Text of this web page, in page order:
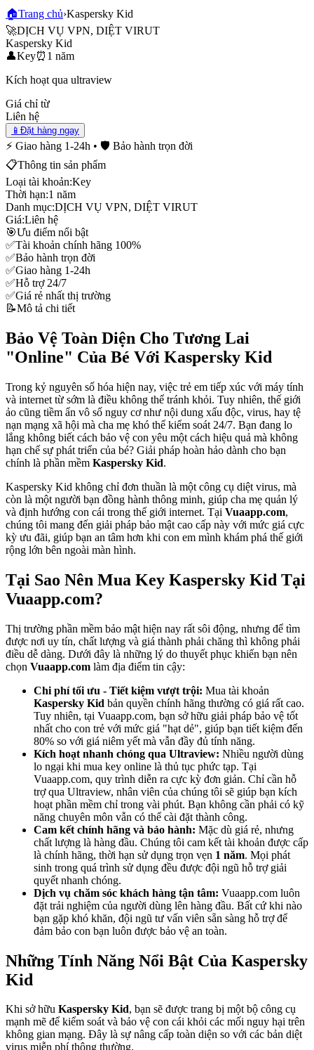
🏠Trang chủ›Kaspersky Kid
🚀DỊCH VỤ VPN, DIỆT VIRUT
Kaspersky Kid
👤Key⏰ 1 năm
Kích hoạt qua ultraview
Giá chỉ từ
Liên hệ
📱 Đặt hàng ngay
⚡ Giao hàng 1-24h • 🛡️ Bảo hành trọn đời
📋Thông tin sản phẩm
Loại tài khoản:Key
Thời hạn:1 năm
Danh mục:DỊCH VỤ VPN, DIỆT VIRUT
Giá:Liên hệ
🎯Ưu điểm nổi bật
✅Tài khoản chính hãng 100%
✅Bảo hành trọn đời
✅Giao hàng 1-24h
✅Hỗ trợ 24/7
✅Giá rẻ nhất thị trường
📝Mô tả chi tiết
Bảo Vệ Toàn Diện Cho Tương Lai
"Online" Của Bé Với Kaspersky Kid
Trong kỷ nguyên số hóa hiện nay, việc trẻ em tiếp xúc với máy tính
và internet từ sớm là điều không thể tránh khỏi. Tuy nhiên, thế giới
ảo cũng tiềm ẩn vô số nguy cơ như nội dung xấu độc, virus, hay tệ
nạn mạng xã hội mà cha mẹ khó thể kiểm soát 24/7. Bạn đang lo
lắng không biết cách bảo vệ con yêu một cách hiệu quả mà không
hạn chế sự phát triển của bé? Giải pháp hoàn hảo dành cho bạn
chính là phần mềm Kaspersky Kid.
Kaspersky Kid không chỉ đơn thuần là một công cụ diệt virus, mà
còn là một người bạn đồng hành thông minh, giúp cha mẹ quản lý
và định hướng con cái trong thế giới internet. Tại Vuaapp.com,
chúng tôi mang đến giải pháp bảo mật cao cấp này với mức giá cực
kỳ ưu đãi, giúp bạn an tâm hơn khi con em mình khám phá thế giới
rộng lớn bên ngoài màn hình.
Tại Sao Nên Mua Key Kaspersky Kid Tại
Vuaapp.com?
Thị trường phần mềm bảo mật hiện nay rất sôi động, nhưng để tìm
được nơi uy tín, chất lượng và giá thành phải chăng thì không phải
điều dễ dàng. Dưới đây là những lý do thuyết phục khiến bạn nên
chọn Vuaapp.com làm địa điểm tin cậy:
Chi phí tối ưu - Tiết kiệm vượt trội: Mua tài khoản
Kaspersky Kid bản quyền chính hãng thường có giá rất cao.
Tuy nhiên, tại Vuaapp.com, bạn sở hữu giải pháp bảo vệ tốt
nhất cho con trẻ với mức giá "hạt dẻ", giúp bạn tiết kiệm đến
80% so với giá niêm yết mà vẫn đầy đủ tính năng.
Kích hoạt nhanh chóng qua Ultraview: Nhiều người dùng
lo ngại khi mua key online là thủ tục phức tạp. Tại
Vuaapp.com, quy trình diễn ra cực kỳ đơn giản. Chỉ cần hỗ
trợ qua Ultraview, nhân viên của chúng tôi sẽ giúp bạn kích
hoạt phần mềm chỉ trong vài phút. Bạn không cần phải có kỹ
năng chuyên môn vẫn có thể cài đặt thành công.
Cam kết chính hãng và bảo hành: Mặc dù giá rẻ, nhưng
chất lượng là hàng đầu. Chúng tôi cam kết tài khoản được cấp
là chính hãng, thời hạn sử dụng trọn vẹn 1 năm. Mọi phát
sinh trong quá trình sử dụng đều được đội ngũ hỗ trợ giải
quyết nhanh chóng.
Dịch vụ chăm sóc khách hàng tận tâm: Vuaapp.com luôn
đặt trải nghiệm của người dùng lên hàng đầu. Bất cứ khi nào
bạn gặp khó khăn, đội ngũ tư vấn viên sẵn sàng hỗ trợ để
đảm bảo con bạn luôn được bảo vệ an toàn.
Những Tính Năng Nổi Bật Của Kaspersky
Kid
Khi sở hữu Kaspersky Kid, bạn sẽ được trang bị một bộ công cụ
mạnh mẽ để kiểm soát và bảo vệ con cái khỏi các mối nguy hại trên
không gian mạng. Đây là sự nâng cấp toàn diện so với các bản diệt
virus miễn phí thông thường.